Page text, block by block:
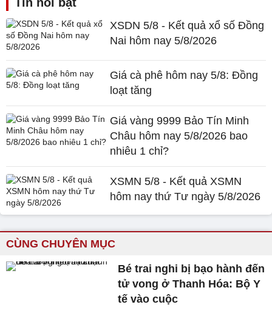
XSDN 5/8 - Kết quả xổ số Đồng
Nai hôm nay 5/8/2026
Giá cà phê hôm nay 5/8: Đồng
loạt tăng
Giá vàng 9999 Bảo Tín Minh
Châu hôm nay 5/8/2026 bao
nhiêu 1 chỉ?
XSMN 5/8 - Kết quả XSMN
hôm nay thứ Tư ngày 5/8/2026
CÙNG CHUYÊN MỤC
Bé trai nghi bị bạo hành đến
tử vong ở Thanh Hóa: Bộ Y
tế vào cuộc